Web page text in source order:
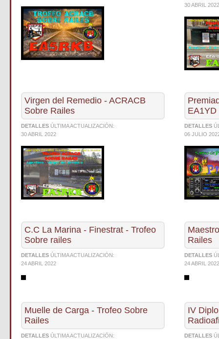
30 ABRIL 2022
Virgen del Remedio - ACRACB
Sobre Railes
DETALLES ÚLTIMA ACTUALIZACIÓN:
30 ABRIL 2022
EA1YD
DETALLES
06 JULIO
C.C La Marina - Finestrat - Trofeo
Sobre railes
DETALLES ÚLTIMA ACTUALIZACIÓN:
24 ABRIL 2022
Railes
DETALLES
24 ABRIL 2022
Muelle de Carga - Trofeo Sobre
Railes
DETALLES ÚLTIMA ACTUALIZACIÓN:
IV
DETALLES